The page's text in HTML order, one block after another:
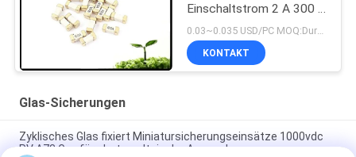
Einschaltstrom 2 A 300 V
6,1 x 2,5 mm SSF1200
KONTAKT
Glas-Sicherungen
Zyklisches Glas fixiert Miniatursicherungseinsätze 1000vdc
PV A73 Gpv für photo-voltaische Anwendung